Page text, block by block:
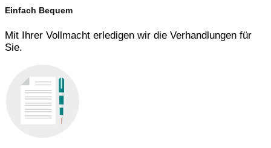
Einfach Bequem
Mit Ihrer Vollmacht erledigen wir die Verhandlungen für
Sie.